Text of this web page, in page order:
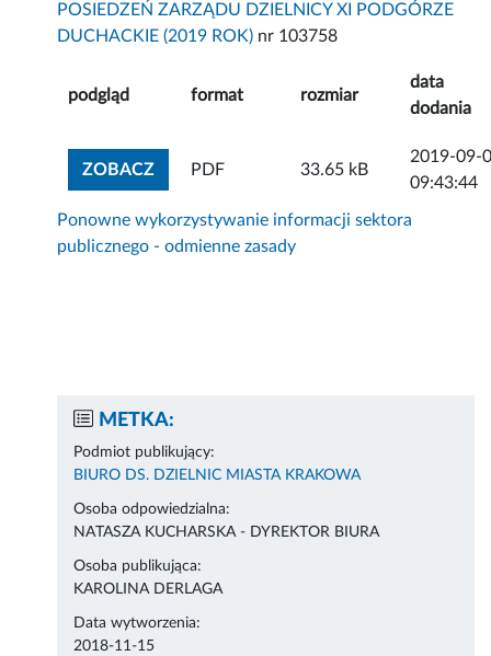
POSIEDZEŃ ZARZĄDU DZIELNICY XI PODGÓRZE
DUCHACKIE (2019 ROK) nr 103758
podgląd format rozmiar
data
dodania
ZOBACZZOBACZ ZAŁĄCZNIK
PDF 33.65 kB
2019-09-
09:43:44
Ponowne wykorzystywanie informacji sektora
publicznego - odmienne zasady
METKA:
Podmiot publikujący:
BIURO DS. DZIELNIC MIASTA KRAKOWA
Osoba odpowiedzialna:
NATASZA KUCHARSKA - DYREKTOR BIURA
Osoba publikująca:
KAROLINA DERLAGA
Data wytworzenia:
2018-11-15